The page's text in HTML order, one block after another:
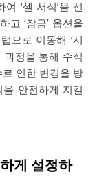
‘셀 서식’을 선
고 ‘잠금’ 옵션을
으로 이동해 ‘시
과정을 통해 수식
인한 변경을 방
안전하게 지킬
게 설정하